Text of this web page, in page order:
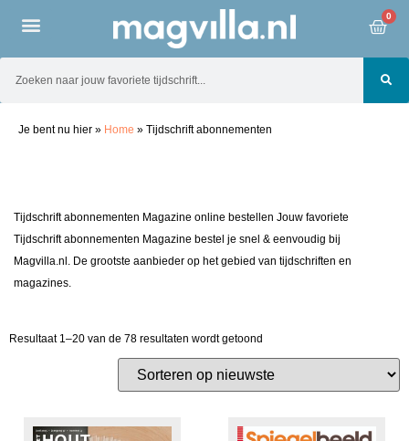
0
Je bent nu hier » Home » Tijdschrift abonnementen
Tijdschrift abonnementen Magazine online bestellen Jouw favoriete
Tijdschrift abonnementen Magazine bestel je snel & eenvoudig bij
Magvilla.nl. De grootste aanbieder op het gebied van tijdschriften en
magazines.
Resultaat 1–20 van de 78 resultaten wordt getoond